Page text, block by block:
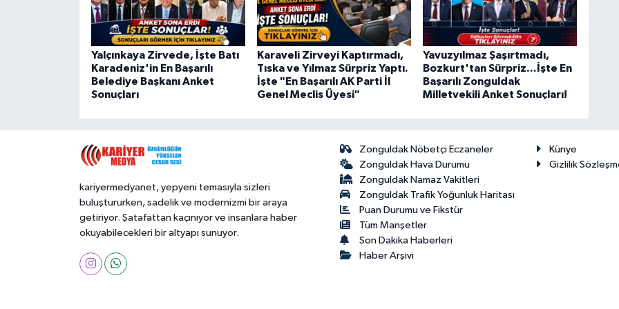
Yalçınkaya Zirvede, İşte Batı
Karadeniz'in En Başarılı
Belediye Başkanı Anket
Sonuçları
Karaveli Zirveyi Kaptırmadı,
Tıska ve Yılmaz Sürpriz Yaptı.
İşte "En Başarılı AK Parti İl
Genel Meclis Üyesi"
Yavuzyılmaz Şaşırtmadı,
Bozkurt'tan Sürpriz...İşte En
Başarılı Zonguldak
Milletvekili Anket Sonuçları!
kariyermedyanet, yepyeni temasıyla sizleri
buluştururken, sadelik ve modernizmi bir araya
getiriyor. Şatafattan kaçınıyor ve insanlara haber
okuyabilecekleri bir altyapı sunuyor.
Zonguldak Nöbetçi Eczaneler
Zonguldak Hava Durumu
Zonguldak Namaz Vakitleri
Zonguldak Trafik Yoğunluk Haritası
Puan Durumu ve Fikstür
Tüm Manşetler
Son Dakika Haberleri
Haber Arşivi
Künye
Gizlilik